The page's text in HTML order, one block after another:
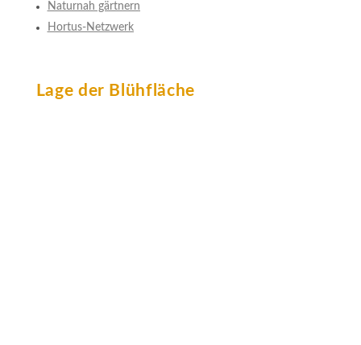
Naturnah gärtnern
Hortus-Netzwerk
Lage der Blühfläche